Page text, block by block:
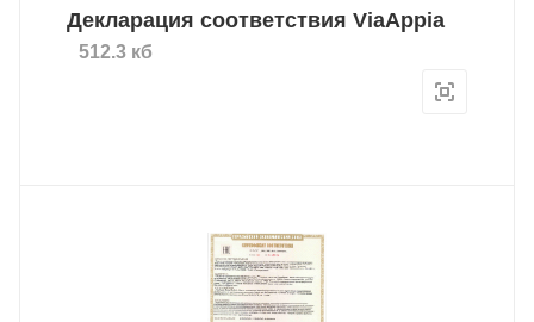
Декларация соответствия ViaAppia
512.3 кб